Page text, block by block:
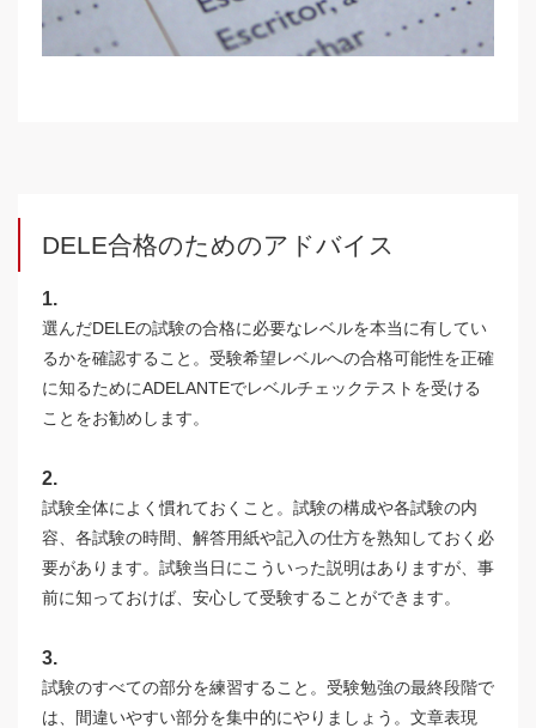
DELE合格のためのアドバイス
1.
選んだDELEの試験の合格に必要なレベルを本当に有してい
るかを確認すること。受験希望レベルへの合格可能性を正確
に知るためにADELANTEでレベルチェックテストを受ける
ことをお勧めします。
2.
試験全体によく慣れておくこと。試験の構成や各試験の内
容、各試験の時間、解答用紙や記入の仕方を熟知しておく必
要があります。試験当日にこういった説明はありますが、事
前に知っておけば、安心して受験することができます。
3.
試験のすべての部分を練習すること。受験勉強の最終段階で
は、間違いやすい部分を集中的にやりましょう。文章表現